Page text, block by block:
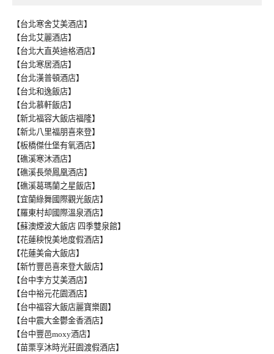
【台北寒舍艾美酒店】
【台北艾麗酒店】
【台北大直英迪格酒店】
【台北寒居酒店】
【台北漢普頓酒店】
【台北和逸飯店】
【台北慕軒飯店】
【新北福容大飯店福隆】
【新北八里福朋喜來登】
【板橋傑仕堡有氧酒店】
【礁溪寒沐酒店】
【礁溪長榮鳳凰酒店】
【礁溪葛瑪蘭之星飯店】
【宜蘭綠舞國際觀光飯店】
【羅東村却國際溫泉酒店】
【蘇澳煙波大飯店 四季雙泉館】
【花蓮秧悅美地度假酒店】
【花蓮美侖大飯店】
【新竹豐邑喜來登大飯店】
【台中李方艾美酒店】
【台中裕元花園酒店】
【台中福容大飯店麗寶樂園】
【台中震大金鬱金香酒店】
【台中豐邑moxy酒店】
【苗栗享沐時光莊園渡假酒店】